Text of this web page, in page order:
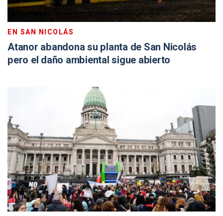
EN SAN NICOLÁS
Atanor abandona su planta de San Nicolás
pero el daño ambiental sigue abierto